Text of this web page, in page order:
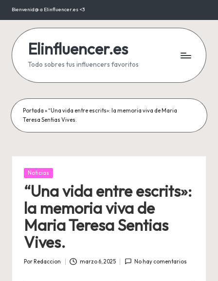
Saltar
contenido
Bienvenid@ a Elinfluencer.es <3
Elinfluencer.es
Todo sobres tus influencers favoritos
Portada »“Una vida entre escrits»: la memoria viva de Maria
Teresa Sentias Vives.
Publicada
Noticias
“Una vida entre escrits»:
la memoria viva de
Maria Teresa Sentias
Vives.
Por Redaccion marzo 6, 2025 No hay comentarios